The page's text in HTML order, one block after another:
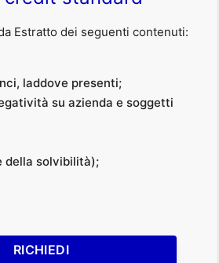
Estratto dei seguenti contenuti:
laddove presenti;
su azienda e soggetti
della solvibilità);
RICHIEDI